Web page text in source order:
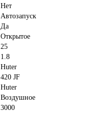
Нет
Автозапуск
Да
Открытое
25
1.8
Huter
420 JF
Huter
Воздушное
3000